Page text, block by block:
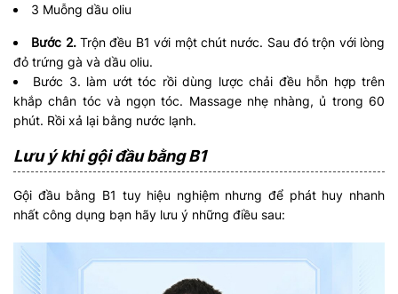
3 Muỗng dầu oliu
Bước 2.Trộn đều B1 với một chút nước. Sau đó trộn với lòng
đỏ trứng gà và dầu oliu.
Bước 3. làm ướt tóc rồi dùng lược chải đều hỗn hợp trên
khắp chân tóc và ngọn tóc. Massage nhẹ nhàng, ủ trong 60
phút. Rồi xả lại bằng nước lạnh.
Lưu ý khi gội đầu bằng B1
Gội đầu bằng B1 tuy hiệu nghiệm nhưng để phát huy nhanh
nhất công dụng bạn hãy lưu ý những điều sau: